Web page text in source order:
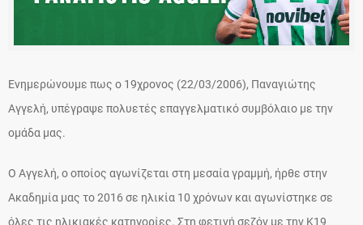
Ενημερώνουμε πως ο 19χρονος (22/03/2006), Παναγιώτης
Αγγελή, υπέγραψε πολυετές επαγγελματικό συμβόλαιο με την
ομάδα μας.
Ο Αγγελή, ο οποίος αγωνίζεται στη μεσαία γραμμή, ήρθε στην
Ακαδημία μας το 2016 σε ηλικία 10 χρόνων και αγωνίστηκε σε
όλες τις ηλικιακές κατηγορίες. Στη φετινή σεζόν με την Κ19